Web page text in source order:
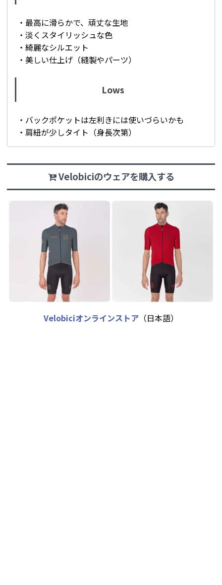
・最高に滑らかで、頑丈な生地
・淡くスタイリッシュな色
・綺麗なシルエット
・美しい仕上げ（縫製やパーツ）
Lows
・バックポケットは左利きには使いづらいかも
・肩紐が少しタイト（身長次第）
Velobiciのウェアを購入する
Velobiciオンラインストア （日本語）